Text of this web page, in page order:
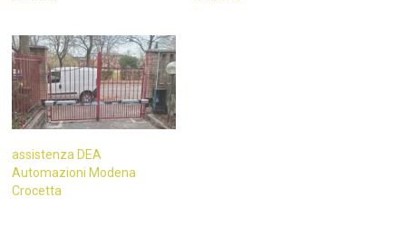
assistenza DEA
Automazioni Modena
Crocetta